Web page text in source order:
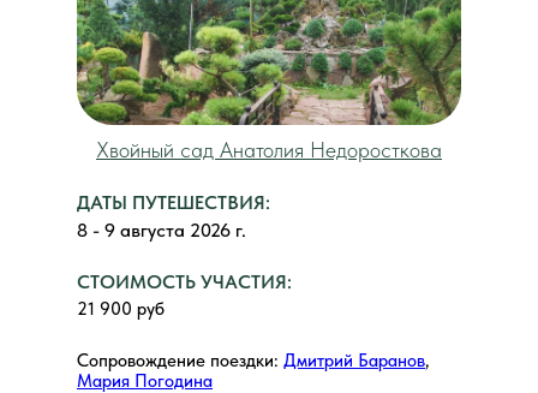
СТОИМОСТЬ УЧАСТИЯ:
ДАТЫ ПУТЕШЕСТВИЯ:
Хвойный сад Анатолия Недоросткова
8 - 9 августа 2026 г.
21 900 руб
Сопровождение поездки: Дмитрий Баранов,
Мария Погодина